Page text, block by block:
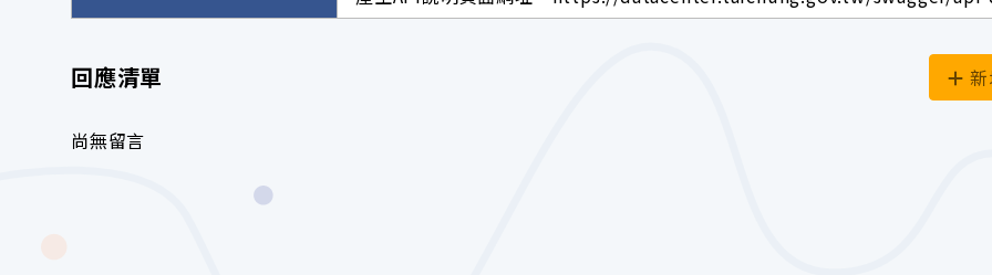
回應清單
尚無留言